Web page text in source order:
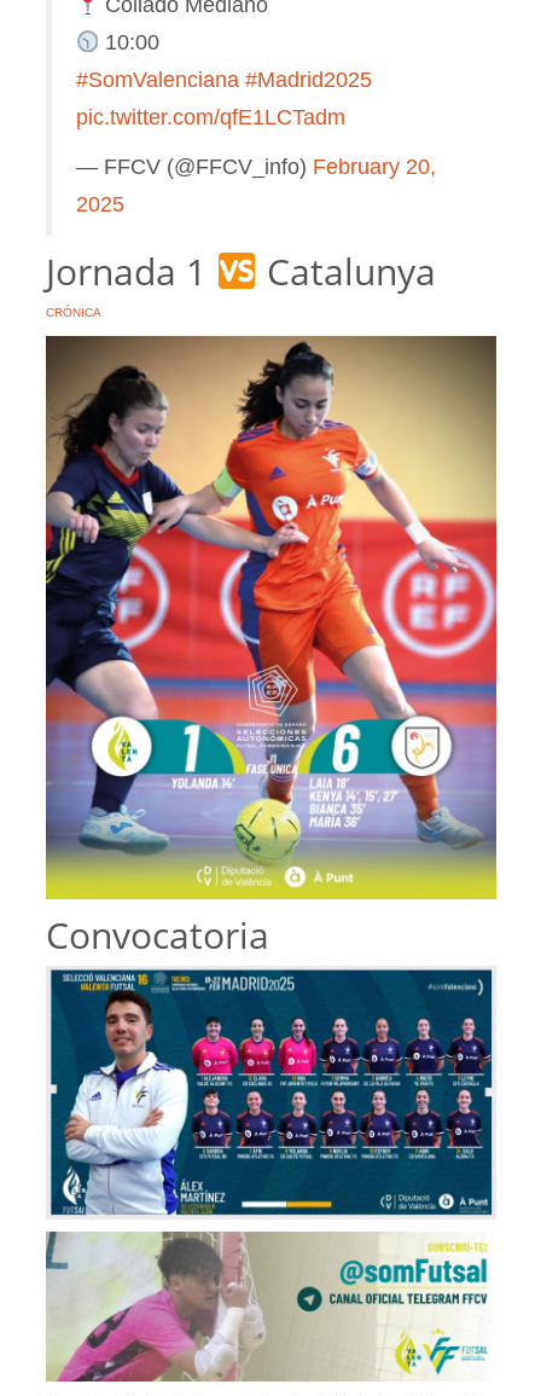
Collado Mediano
10:00
#SomValenciana #Madrid2025
pic.twitter.com/qfE1LCTadm
— FFCV (@FFCV_info) February 20,
2025
Jornada 1 Catalunya
CRÓNICA
Convocatoria